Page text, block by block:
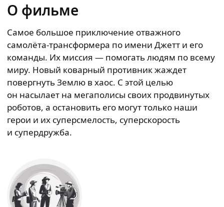
О фильме
Самое большое приключение отважного
самолёта-трансформера по имени Джетт и его
команды. Их миссия — помогать людям по всему
миру. Новый коварный противник жаждет
повергнуть Землю в хаос. С этой целью
он насылает на мегаполисы своих продвинутых
роботов, а остановить его могут только наши
герои и их суперсмелость, суперскорость
и супердружба.